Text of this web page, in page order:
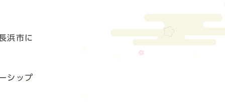
浜市に
シップ